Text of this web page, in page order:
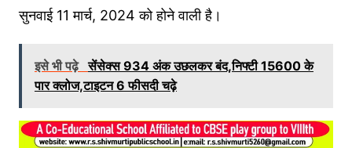
सुनवाई 11 मार्च, 2024 को होने वाली है।
इसे भी पढ़े सेंसेक्स 934 अंक उछलकर बंद,निफ्टी 15600 के
पार क्लोज,टाइटन 6 फीसदी चढ़े